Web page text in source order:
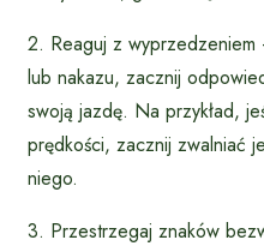
2. Reaguj z
lub nakazu, zacznij
swoją jazdę. Na przykład,
prędkości, zacznij zwalniać
niego.
3. Przestrzegaj znaków